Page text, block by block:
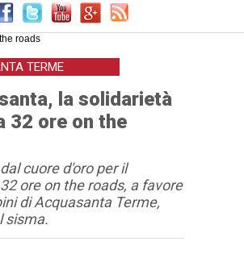
TERME
la solidarietà
32 ore on the
cuore d'oro per il
ore on the roads, a favore
di Acquasanta Terme,
sisma.